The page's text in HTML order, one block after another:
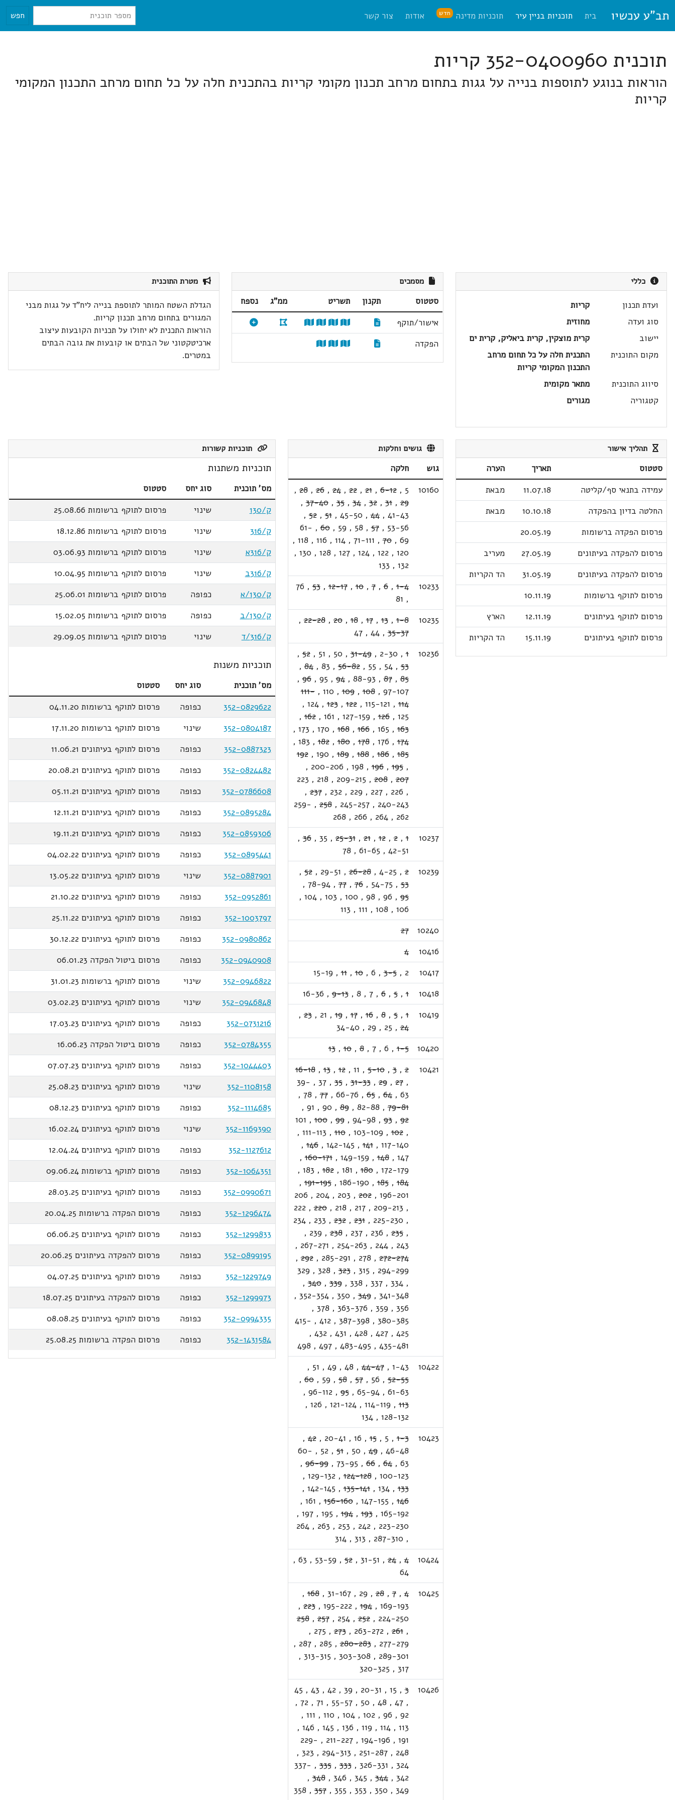
תב"ע עכשיו בית תוכניות בניין עיר תוכניות מדינה חדש אודות צור קשר חפש
תוכנית 352-0400960 קריות
הוראות בנוגע לתוספות בנייה על גגות בתחום מרחב תכנון מקומי קריות בהתכנית חלה על כל תחום מרחב התכנון המקומי
קריות
כללי
ועדת תכנון
קריות
סוג ועדה
מחוזית
יישוב
קרית מוצקין, קרית ביאליק, קרית ים
מקום התוכנית
התכנית חלה על כל תחום מרחב
התכנון המקומי קריות
סיווג התוכנית
מתאר מקומית
קטגוריה
מגורים
מסמכים
סטטוס תקנון תשריט ממ"ג
נספח
אישור/תוקף
הפקדה
מטרת התוכנית
הגדלת השטח המותר לתוספת בנייה ליח"ד על גגות מבני
המגורים בתחום מרחב תכנון קריות.
הוראות התכנית לא יחולו על תכניות הקובעות עיצוב
ארכיטקטוני של הבתים או קובעות את גובה הבתים
במטרים.
תהליך אישור
סטטוס תאריך
הערה
עמידה בתנאי סף/קליטה
11.07.18
מבאת
החלטה בדיון בהפקדה
10.10.18
מבאת
פרסום הפקדה ברשומות
20.05.19
פרסום להפקדה בעיתונים
27.05.19
מעריב
פרסום להפקדה בעיתונים
31.05.19
הד הקריות
פרסום לתוקף ברשומות
10.11.19
פרסום לתוקף בעיתונים
12.11.19
הארץ
פרסום לתוקף בעיתונים
15.11.19 הד הקריות
גושים וחלקות
גוש
חלקה
10160
5
,
6-12
,
21
,
22
,
24
,
26
,
28
,
29
,
31
,
32
,
34
,
35
,
37-40
,
41-43
,
44
,
45-50
,
51
,
52
,
53-56
,
57
,
58
,
59
,
60
,
61-
69
,
70
,
71-111
,
114
,
116
,
118
,
120
,
122
,
124
,
127
,
128
,
130
,
132
,
133
10233
1-4
,
6
,
7
,
10
,
12-17
,
53
,
76
,
81
10235
1-8
,
13
,
17
,
18
,
20
,
22-28
,
35-37
,
44
,
47
10236
1
,
2-30
,
31-49
,
50
,
51
,
52
,
53
,
54
,
55
,
56-82
,
83
,
84
,
85
,
87
,
88-93
,
94
,
95
,
96
,
97-107
,
108
,
109
,
110
,
111-
114
,
115-121
,
122
,
123
,
124
,
125
,
126
,
127-159
,
161
,
162
,
163
,
165
,
166
,
168
,
170
,
173
,
174
,
176
,
178
,
180
,
182
,
183
,
185
,
186
,
188
,
189
,
190
,
192
,
195
,
196
,
198
,
200-206
,
207
,
208
,
209-215
,
218
,
223
,
226
,
227
,
229
,
232
,
237
,
240-243
,
245-257
,
258
,
259-
262
,
264
,
266
,
268
10237
1
,
2
,
12
,
21
,
25-31
,
35
,
36
,
42-51
,
61-65
,
78
10239
2
,
4-25
,
26-28
,
29-51
,
52
,
53
,
54-75
,
76
,
77
,
78-94
,
95
,
96
,
98
,
100
,
103
,
104
,
106
,
108
,
111
,
113
10240
27
10416
4
10417
2
,
3-5
,
6
,
10
,
11
,
15-19
10418
1
,
5
,
6
,
7
,
8
,
9-13
,
16-36
10419
1
,
5
,
8
,
16
,
17
,
19
,
21
,
23
,
24
,
25
,
29
,
34-40
10420
1-5
,
6
,
7
,
8
,
10
,
13
10421
2
,
3
,
5-10
,
11
,
12
,
13
,
16-18
,
27
,
29
,
31-33
,
35
,
37
,
39-
63
,
64
,
65
,
66-76
,
77
,
78
,
79-81
,
82-88
,
89
,
90
,
91
,
92
,
93
,
94-98
,
99
,
100
,
101
,
102
,
103-109
,
110
,
111-113
,
117-140
,
141
,
142-145
,
146
,
147
,
148
,
149-159
,
160-171
,
172-179
,
180
,
181
,
182
,
183
,
184
,
185
,
186-190
,
191-195
,
196-201
,
202
,
203
,
204
,
206
,
209-213
,
217
,
218
,
220
,
222
,
225-230
,
231
,
232
,
233
,
234
,
235
,
236
,
237
,
238
,
239
,
243
,
244
,
254-263
,
267-271
,
272-274
,
278
,
285-291
,
292
,
294-299
,
315
,
323
,
328
,
329
,
334
,
337
,
338
,
339
,
340
,
341-348
,
349
,
350
,
352-354
,
356
,
359
,
363-376
,
378
,
380-385
,
387-398
,
412
,
415-
425
,
427
,
428
,
431
,
432
,
435-481
,
483-495
,
497
,
498
10422
1-43
,
44-47
,
48
,
49
,
51
,
52-55
,
56
,
57
,
58
,
59
,
60
,
61-63
,
65-94
,
95
,
96-112
,
113
,
114-119
,
121-124
,
126
,
128-132
,
134
10423
1-3
,
5
,
15
,
16
,
20-41
,
42
,
46-48
,
49
,
50
,
51
,
52
,
60-
63
,
64
,
66
,
73-95
,
96-99
,
100-123
,
124-128
,
129-132
,
133
,
134
,
135-141
,
142-145
,
146
,
147-155
,
156-160
,
161
,
165-192
,
193
,
194
,
195
,
197
,
223-230
,
242
,
253
,
263
,
264
,
287-310
,
313
,
314
10424
4
,
24
,
31-51
,
52
,
53-59
,
63
,
64
10425
4
,
7
,
28
,
29
,
31-167
,
168
,
169-193
,
194
,
195-222
,
223
,
224-250
,
252
,
254
,
257
,
258
,
261
,
263-272
,
273
,
275
,
277-279
,
280-283
,
285
,
287
,
289-301
,
303-308
,
313-315
,
317
,
320-325
10426
3
,
15
,
20-31
,
39
,
42
,
43
,
45
,
47
,
48
,
50
,
55-57
,
71
,
72
,
92
,
96
,
102
,
104
,
110
,
111
,
113
,
114
,
119
,
136
,
145
,
146
,
191
,
194-196
,
211-227
,
229-
248
,
251-287
,
294-313
,
323
,
324
,
326-331
,
333
,
335
,
337-
342
,
344
,
345
,
346
,
348
,
349
,
350
,
353
,
355
,
357
,
358
תוכניות קשורות
תוכניות משתנות
מס' תוכנית סוג יחס
סטטוס
ק/130
שינוי
פרסום לתוקף ברשומות 25.08.66
ק/316
שינוי
פרסום לתוקף ברשומות 18.12.86
ק/316א
שינוי
פרסום לתוקף ברשומות 03.06.93
ק/316ב
שינוי
פרסום לתוקף ברשומות 10.04.95
ק/130/א
כפופה
פרסום לתוקף ברשומות 25.06.01
ק/130/ב
כפופה
פרסום לתוקף ברשומות 15.02.05
ק/316/ד
שינוי פרסום לתוקף ברשומות 29.09.05
תוכניות משנות
מס' תוכנית סוג יחס
סטטוס
352-0829622
כפופה
פרסום לתוקף ברשומות 04.11.20
352-0804187
שינוי
פרסום לתוקף ברשומות 17.11.20
352-0887323
כפופה
פרסום לתוקף בעיתונים 11.06.21
352-0824482
כפופה
פרסום לתוקף בעיתונים 20.08.21
352-0786608
כפופה
פרסום לתוקף בעיתונים 05.11.21
352-0895284
כפופה
פרסום לתוקף בעיתונים 12.11.21
352-0859306
כפופה
פרסום לתוקף בעיתונים 19.11.21
352-0895441
כפופה
פרסום לתוקף בעיתונים 04.02.22
352-0887901
שינוי
פרסום לתוקף בעיתונים 13.05.22
352-0952861
כפופה
פרסום לתוקף בעיתונים 21.10.22
352-1003797
כפופה
פרסום לתוקף בעיתונים 25.11.22
352-0980862
כפופה
פרסום לתוקף בעיתונים 30.12.22
352-0940908
כפופה
פרסום ביטול הפקדה 06.01.23
352-0946822
שינוי
פרסום לתוקף ברשומות 31.01.23
352-0946848
שינוי
פרסום לתוקף בעיתונים 03.02.23
352-0731216
כפופה
פרסום לתוקף בעיתונים 17.03.23
352-0784355
כפופה
פרסום ביטול הפקדה 16.06.23
352-1044403
כפופה
פרסום לתוקף בעיתונים 07.07.23
352-1108158
שינוי
פרסום לתוקף בעיתונים 25.08.23
352-1114685
כפופה
פרסום לתוקף בעיתונים 08.12.23
352-1169390
שינוי
פרסום לתוקף בעיתונים 16.02.24
352-1127612
כפופה
פרסום לתוקף בעיתונים 12.04.24
352-1064351
כפופה
פרסום לתוקף ברשומות 09.06.24
352-0990671
כפופה
פרסום לתוקף בעיתונים 28.03.25
352-1296474
כפופה
פרסום הפקדה ברשומות 20.04.25
352-1299833
כפופה
פרסום לתוקף בעיתונים 06.06.25
352-0899195
כפופה
פרסום להפקדה בעיתונים 20.06.25
352-1229749
כפופה
פרסום לתוקף בעיתונים 04.07.25
352-1299973
כפופה
פרסום להפקדה בעיתונים 18.07.25
352-0994335
כפופה
פרסום לתוקף בעיתונים 08.08.25
352-1431584
כפופה פרסום הפקדה ברשומות 25.08.25